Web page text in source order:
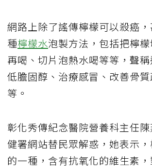
網路上除了謠傳檸檬可以殺癌
種檸檬水泡製方法，包括把檸
再喝、切片泡熱水喝等等，聲
低膽固醇、治療感冒、改善骨
等。
彰化秀傳紀念醫院營養科主任
健署網站替民眾解惑，她表示
的一種，含有抗氧化的維生素